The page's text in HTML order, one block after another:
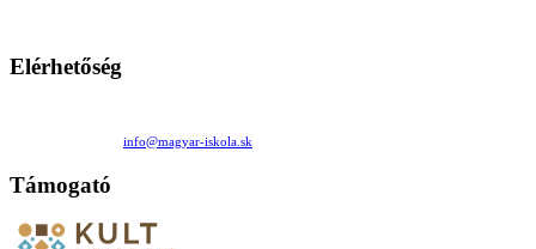
Elérhetőség
info@magyar-iskola.sk
Támogató